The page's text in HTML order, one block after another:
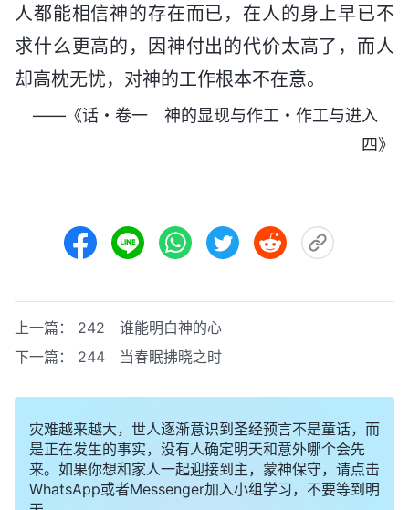
人都能相信神的存在而已，在人的身上早已不
求什么更高的，因神付出的代价太高了，而人
却高枕无忧，对神的工作根本不在意。
——《话・卷一 神的显现与作工・作工与进入
四》
上一篇： 242 谁能明白神的心
下一篇： 244 当春眠拂晓之时
灾难越来越大，世人逐渐意识到圣经预言不是童话，而
是正在发生的事实，没有人确定明天和意外哪个会先
来。如果你想和家人一起迎接到主，蒙神保守，请点击
WhatsApp或者Messenger加入小组学习，不要等到明